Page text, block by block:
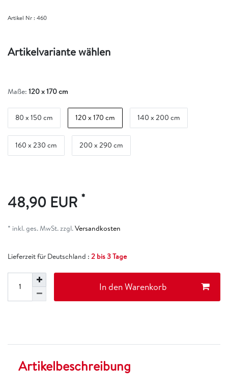
Artikel Nr :460
Artikelvariante wählen
Maße: 120 x 170 cm
80 x 150 cm 120 x 170 cm 140 x 200 cm
160 x 230 cm 200 x 290 cm
48,90 EUR *
* inkl. ges. MwSt. zzgl.Versandkosten
Lieferzeit für Deutschland : 2 bis 3 Tage
In den Warenkorb
Artikelbeschreibung